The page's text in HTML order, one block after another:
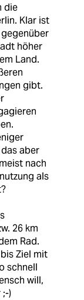
die
Klar ist
höher
Land.
gibt.
aber
nach
als
26 km
Rad.
Ziel mit
schnell
will,
)